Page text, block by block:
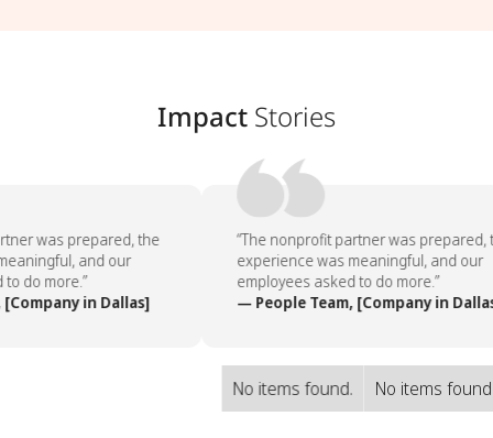
Impact Stories
was prepared, the
and our
do more.”
in Dallas]
“The nonprofit partner was prepared,
experience was meaningful, and our
employees asked to do more.”
— People Team, [Company in
No items found. No items